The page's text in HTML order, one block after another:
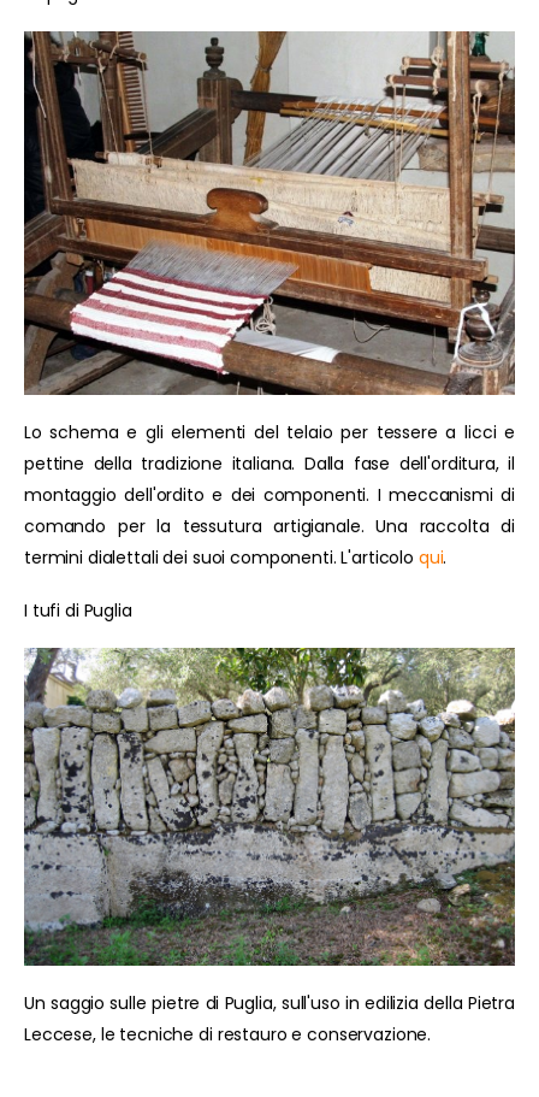
Lo schema e gli elementi del telaio per tessere a licci e
pettine della tradizione italiana. Dalla fase dell'orditura, il
montaggio dell'ordito e dei componenti. I meccanismi di
comando per la tessutura artigianale. Una raccolta di
termini dialettali dei suoi componenti. L'articolo qui.
I tufi di Puglia
Un saggio sulle pietre di Puglia, sull'uso in edilizia della Pietra
Leccese, le tecniche di restauro e conservazione.